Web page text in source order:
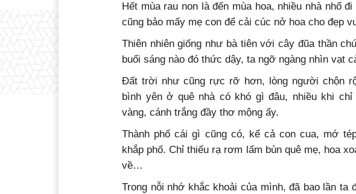
Hết mùa rau non là đến mùa hoa, nhiều nhà nhổ
cũng bảo mấy mẹ con để cải cúc nở hoa cho đẹp
Thiên nhiên giống như bà tiên với cây đũa thần
buổi sáng nào đó thức dậy, ta ngỡ ngàng nhìn vạt
Đất trời như cũng rực rỡ hơn, lòng người chộn
bình yên ở quê nhà có khó gì đâu, nhiều khi
vàng, cánh trắng đầy thơ mộng ấy.
Thành phố cái gì cũng có, kể cả con cua, mớ
khắp phố. Chỉ thiếu rạ rơm lấm bùn quê mẹ, hoa
về…
Trong nỗi nhớ khắc khoải của mình, đã bao lần ta